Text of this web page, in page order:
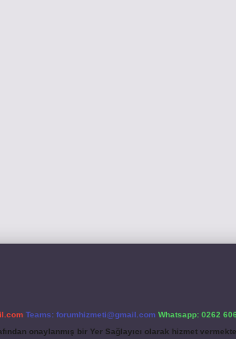
Teams: forumhizmeti@gmail.com Whatsapp: 0262
onaylanmış bir Yer Sağlayıcı olarak hizmet